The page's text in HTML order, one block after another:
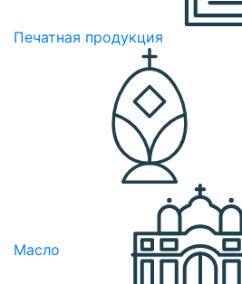
Печатная продукция
Масло